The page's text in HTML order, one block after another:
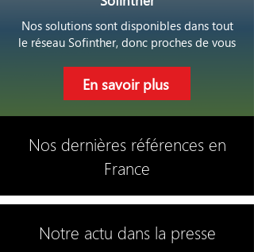
Nos solutions sont disponibles dans tout
le réseau Sofinther, donc proches de vous
En savoir plus
Nos dernières références en
France
Notre actu dans la presse